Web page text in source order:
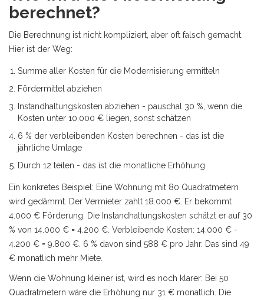
berechnet?
Die Berechnung ist nicht kompliziert, aber oft falsch gemacht.
Hier ist der Weg:
Summe aller Kosten für die Modernisierung ermitteln
Fördermittel abziehen
Instandhaltungskosten abziehen - pauschal 30 %, wenn die
Kosten unter 10.000 € liegen, sonst schätzen
6 % der verbleibenden Kosten berechnen - das ist die
jährliche Umlage
Durch 12 teilen - das ist die monatliche Erhöhung
Ein konkretes Beispiel: Eine Wohnung mit 80 Quadratmetern
wird gedämmt. Der Vermieter zahlt 18.000 €. Er bekommt
4.000 € Förderung. Die Instandhaltungskosten schätzt er auf 30
% von 14.000 € = 4.200 €. Verbleibende Kosten: 14.000 € -
4.200 € = 9.800 €. 6 % davon sind 588 € pro Jahr. Das sind 49
€ monatlich mehr Miete.
Wenn die Wohnung kleiner ist, wird es noch klarer: Bei 50
Quadratmetern wäre die Erhöhung nur 31 € monatlich. Die